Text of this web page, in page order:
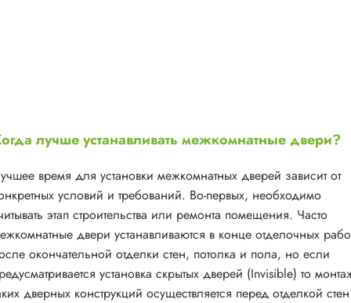
лучше устанавливать межкомнатные двери?
время для установки межкомнатных дверей зависит от
условий и требований. Во-первых, необходимо
этап строительства или ремонта помещения. Часто
двери устанавливаются в конце отделочных
окончательной отделки стен, потолка и пола, но если
установка скрытых дверей (Invisible) то
дверных конструкций осуществляется перед отделкой